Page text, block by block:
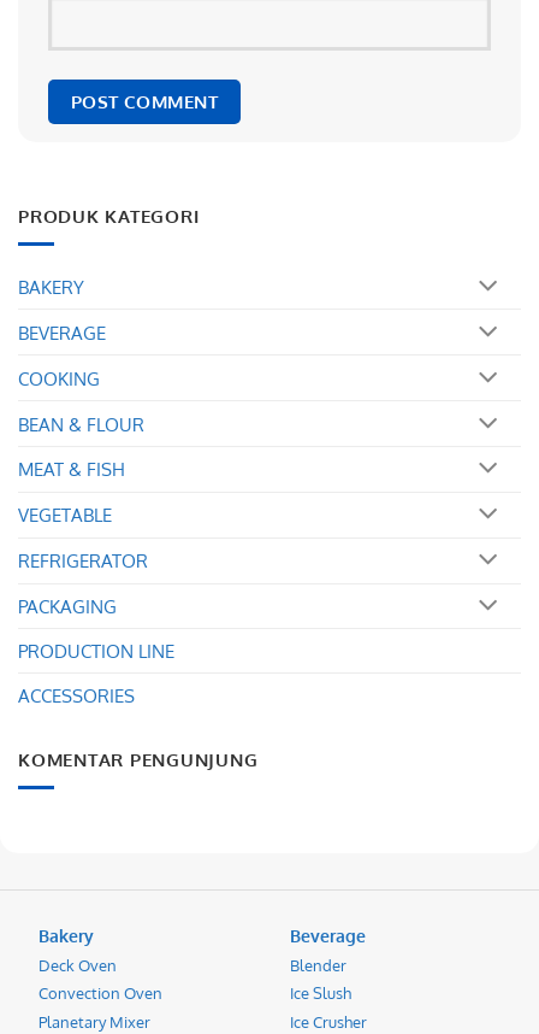
PRODUK KATEGORI
BAKERY
BEVERAGE
COOKING
BEAN & FLOUR
MEAT & FISH
VEGETABLE
REFRIGERATOR
PACKAGING
PRODUCTION LINE
ACCESSORIES
KOMENTAR PENGUNJUNG
Bakery
Deck Oven
Convection Oven
Planetary Mixer
Beverage
Blender
Ice Slush
Ice Crusher